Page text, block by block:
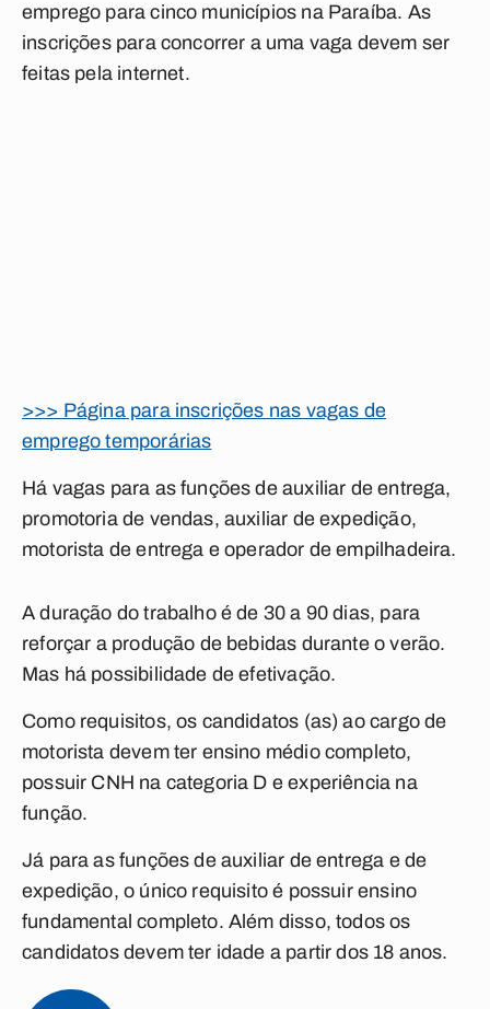
emprego para cinco municípios na Paraíba. As
inscrições para concorrer a uma vaga devem ser
feitas pela internet.
>>> Página para inscrições nas vagas de
emprego temporárias
Há vagas para as funções de auxiliar de entrega,
promotoria de vendas, auxiliar de expedição,
motorista de entrega e operador de empilhadeira.
A duração do trabalho é de 30 a 90 dias, para
reforçar a produção de bebidas durante o verão.
Mas há possibilidade de efetivação.
Como requisitos, os candidatos (as) ao cargo de
motorista devem ter ensino médio completo,
possuir CNH na categoria D e experiência na
função.
Já para as funções de auxiliar de entrega e de
expedição, o único requisito é possuir ensino
fundamental completo. Além disso, todos os
candidatos devem ter idade a partir dos 18 anos.